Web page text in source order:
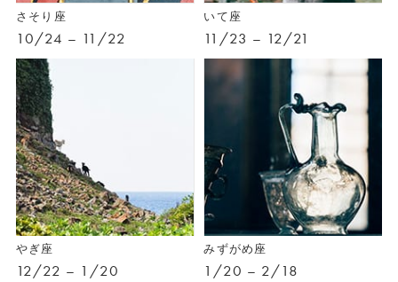
さそり座
10/24 – 11/22
いて座
11/23 – 12/21
やぎ座
12/22 – 1/20
みずがめ座
1/20 – 2/18